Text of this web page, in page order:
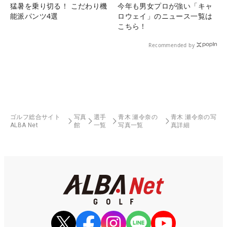
猛暑を乗り切る！ こだわり機
能派パンツ4選
今年も男女プロが強い「キャ
ロウェイ」のニュース一覧は
こちら！
Recommended by
ゴルフ総合サイト
ALBA Net
写真
館
選手
一覧
青木 瀬令奈の
写真一覧
青木 瀬令奈の写
真詳細